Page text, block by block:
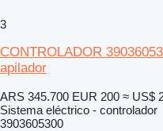
3
CONTROLADOR
apilador
ARS 345.700 EUR 200 ≈ US$
Sistema eléctrico - controlador
3903605300